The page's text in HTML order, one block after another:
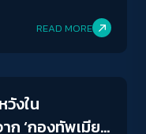
READ MORE
วังใน
ก ‘กองทัพเมีย